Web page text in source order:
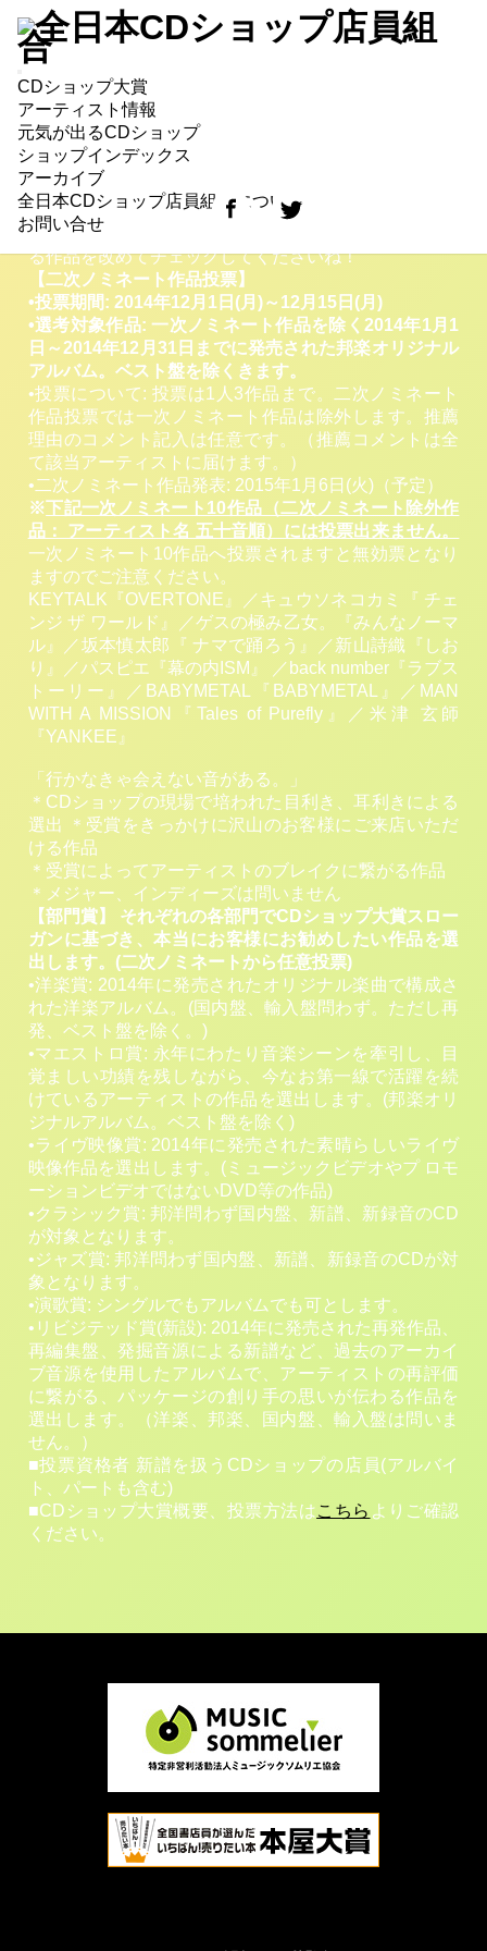
CDショップ大賞
アーティスト情報
元気が出るCDショップ
ショップインデックス
アーカイブ
全日本CDショップ店員組合について
お問い合せ
【速報】CDショップ大賞・二次ノミネート作
品投票12/1よりスタート！
第7回CDショップ大賞2015 二次ノミネートと部門賞の
投票が12/1よりスタートいたします！一次ノミネート
投票に参加いただいていない方でも新譜を扱うCDショ
ップの店員さんであればアルバイト、パートの方もご
参加いただけます！投票開始までまだお時間ございま
すので、2014年に発売された作品、これから発売され
る作品を改めてチェックしてくださいね！
【二次ノミネート作品投票】
•投票期間: 2014年12月1日(月)～12月15日(月)
•選考対象作品: 一次ノミネート作品を除く2014年1月1
日～2014年12月31日までに発売された邦楽オリジナル
アルバム。ベスト盤を除くきます。
•投票について: 投票は1人3作品まで。二次ノミネート
作品投票では一次ノミネート作品は除外します。推薦
理由のコメント記入は任意です。（推薦コメントは全
て該当アーティストに届けます。）
•二次ノミネート作品発表: 2015年1月6日(火)（予定）
※下記一次ノミネート10作品（二次ノミネート除外作
品： アーティスト名 五十音順）には投票出来ません。
一次ノミネート10作品へ投票されますと無効票となり
ますのでご注意ください。
KEYTALK『OVERTONE』／キュウソネコカミ『 チェ
ンジ ザ ワールド』／ゲスの極み乙女。『みんなノーマ
ル』／坂本慎太郎『 ナマで踊ろう』／新山詩織『しお
り』／パスピエ『幕の内ISM』 ／back number『ラブス
トーリー』／BABYMETAL『BABYMETAL』／MAN
WITH A MISSION『Tales of Purefly』／米津 玄師
『YANKEE』
「行かなきゃ会えない音がある。」
＊CDショップの現場で培われた目利き、耳利きによる
選出 ＊受賞をきっかけに沢山のお客様にご来店いただ
ける作品
＊受賞によってアーティストのブレイクに繋がる作品
＊メジャー、インディーズは問いません
【部門賞】 それぞれの各部門でCDショップ大賞スロー
ガンに基づき、本当にお客様にお勧めしたい作品を選
出します。(二次ノミネートから任意投票)
•洋楽賞: 2014年に発売されたオリジナル楽曲で構成さ
れた洋楽アルバム。(国内盤、輸入盤問わず。ただし再
発、ベスト盤を除く。)
•マエストロ賞: 永年にわたり音楽シーンを牽引し、目
覚ましい功績を残しながら、今なお第一線で活躍を続
けているアーティストの作品を選出します。(邦楽オリ
ジナルアルバム。ベスト盤を除く)
•ライヴ映像賞: 2014年に発売された素晴らしいライヴ
映像作品を選出します。(ミュージックビデオやプ ロモ
ーションビデオではないDVD等の作品)
•クラシック賞: 邦洋問わず国内盤、新譜、新録音のCD
が対象となります。
•ジャズ賞: 邦洋問わず国内盤、新譜、新録音のCDが対
象となります。
•演歌賞: シングルでもアルバムでも可とします。
•リビジテッド賞(新設): 2014年に発売された再発作品、
再編集盤、発掘音源による新譜など、過去のアーカイ
ブ音源を使用したアルバムで、アーティストの再評価
に繋がる、パッケージの創り手の思いが伝わる作品を
選出します。（洋楽、邦楽、国内盤、輸入盤は問いま
せん。）
■投票資格者 新譜を扱うCDショップの店員(アルバイ
ト、パートも含む)
■CDショップ大賞概要、投票方法はこちら よりご確認
ください。